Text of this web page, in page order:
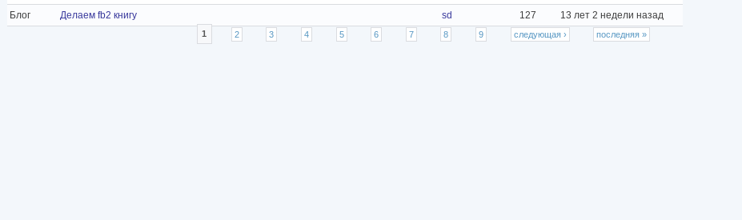
Блог
Делаем fb2 книгу sd 127 13 лет 2 недели назад
1 2 3 4 5 6 7 8 9 следующая › последняя »